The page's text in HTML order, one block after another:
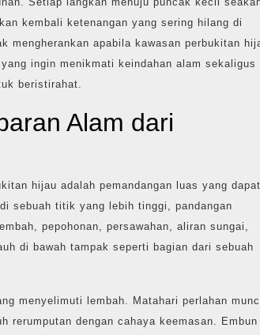
kembali ketenangan yang sering hilang di
mengherankan apabila kawasan perbukitan
ingin menikmati keindahan alam sekaligus
beristirahat.
Alam dari
hijau adalah pemandangan luas yang dapat
sebuah titik yang lebih tinggi, pandangan
pepohonan, persawahan, aliran sungai,
di bawah tampak seperti bagian dari sebuah
menyelimuti lembah. Matahari perlahan
rerumputan dengan cahaya keemasan. Embun